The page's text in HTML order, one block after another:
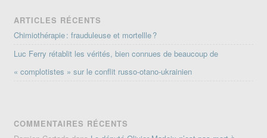
ARTICLES RÉCENTS
Chimiothérapie : frauduleuse et mortellle ?
Luc Ferry rétablit les vérités, bien connues de beaucoup de
« complotistes » sur le conflit russo-otano-ukrainien
COMMENTAIRES RÉCENTS